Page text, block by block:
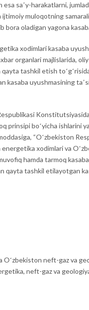
esa saʼy-harakatlarni,
muloqotning
oladigan yagona
xodimlari kasaba
organlari majlislarida,
tashkil etish
kasaba uyushmasining
prinsipi boʻyicha ishlarini
“Oʻzbekiston
xodimlari va
hamda tarmoq
qayta tashkil etilayotgan
neft-gaz va
neft-gaz va